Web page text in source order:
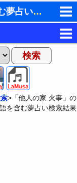
「他人の家 火事」の全単語を含む夢占い検索結果
い
>「他人の家 火事」の
を含む夢占い検索結果